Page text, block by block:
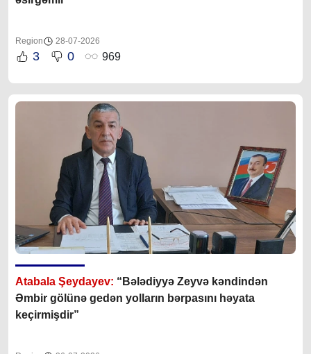
Region 28-07-2026
3 0 969
Atabala Şeydayev: “Bələdiyyə Zeyvə kəndindən
Əmbir gölünə gedən yolların bərpasını həyata
keçirmişdir”